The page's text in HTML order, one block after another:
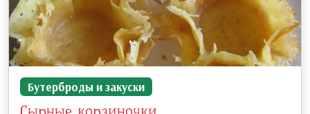
Бутерброды и закуски